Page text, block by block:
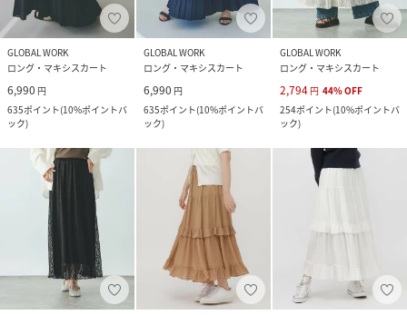
GLOBAL WORK
ロング・マキシスカート
6,990 円
635ポイント(10%ポイントバ
ック)
GLOBAL WORK
ロング・マキシスカート
6,990 円
635ポイント(10%ポイントバ
ック)
GLOBAL WORK
ロング・マキシスカート
2,794 円 44%OFF
254ポイント(10%ポイントバ
ック)